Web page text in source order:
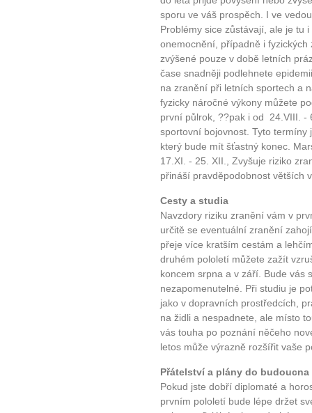
10 tipů
Máte pocit, že jste unaveni
Jak mít více energie
Jak vnést do života
Jak být šťastnější
sporu ve váš prospěch. I ve
Problémy sice zůstávají, ale je tu
onemocnění, případně i
zvýšené pouze v době letních
čase snadněji podlehnete
na zranění při letních sportech a
fyzicky náročné výkony můžete
první půlrok, ??pak i od 24.VIII. -
sportovní bojovnost. Tyto termíny
který bude mít šťastný konec.
17.XI. - 25. XII., Zvyšuje riziko
přináší pravděpodobnost větších
Cesty a studia
Navzdory riziku zranění vám v
určitě se eventuální zranění
přeje více kratším cestám a
druhém pololetí můžete zažít
koncem srpna a v září. Bude vás
nezapomenutelné. Při studiu je
jako v dopravních prostředcích,
na židli a nespadnete, ale místo
vás touha po poznání něčeho
letos může výrazně rozšířit vaše
Přátelství a plány do budoucna
Pokud jste dobří diplomaté a
prvním pololetí bude lépe držet